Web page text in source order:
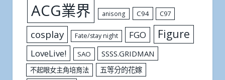
ACG業界 anisong C94 C97
cosplay Fate/stay night FGO Figure
LoveLive! SAO SSSS.GRIDMAN
不起眼女主角培育法 五等分的花嫁